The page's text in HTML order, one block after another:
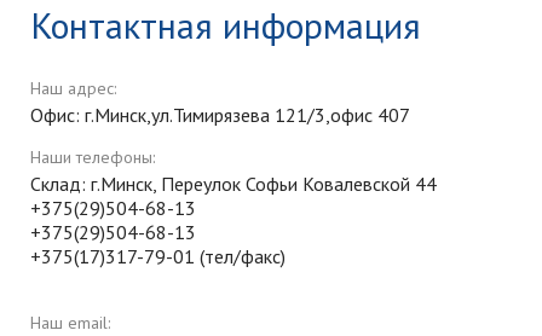
Контактная информация
Наш адрес:
Офис: г.Минск,ул.Тимирязева 121/3,офис 407
Наши телефоны:
Склад: г.Минск, Переулок Софьи Ковалевской 44
+375(29)504-68-13
+375(29)504-68-13
+375(17)317-79-01 (тел/факс)
Наш email: